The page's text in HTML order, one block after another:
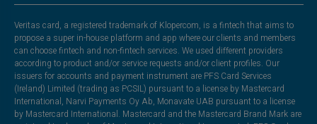
Veritas card, a registered trademark of Klopercom, is a fintech that aims to
propose a super in-house platform and app where our clients and members
can choose fintech and non-fintech services. We used different providers
according to product and/or service requests and/or client profiles. Our
issuers for accounts and payment instrument are PFS Card Services
(Ireland) Limited (trading as PCSIL) pursuant to a license by Mastercard
International, Narvi Payments Oy Ab, Monavate UAB pursuant to a license
by Mastercard International. Mastercard and the Mastercard Brand Mark are